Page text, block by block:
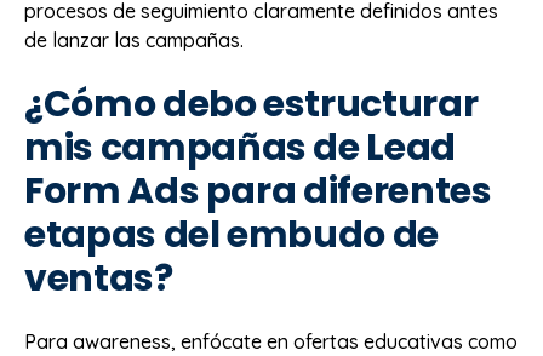
procesos de seguimiento claramente definidos antes
de lanzar las campañas.
¿Cómo debo estructurar
mis campañas de Lead
Form Ads para diferentes
etapas del embudo de
ventas?
Para awareness, enfócate en ofertas educativas como